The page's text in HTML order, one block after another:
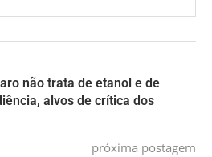
não trata de etanol e de
alvos de crítica dos
próxima postagem